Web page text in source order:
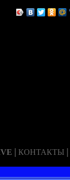
| КОНТАКТЫ |